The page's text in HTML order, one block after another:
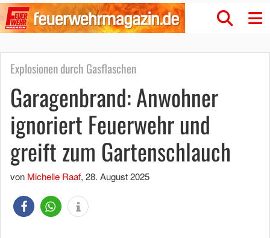
Explosionen durch Gasflaschen
Garagenbrand: Anwohner
ignoriert Feuerwehr und
greift zum Gartenschlauch
von Michelle Raaf, 28. August 2025